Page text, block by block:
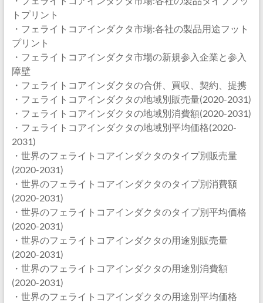
トプリント
・フェライトコアインダクタ市場:各社の製品用途フット
プリント
・フェライトコアインダクタ市場の新規参入企業と参入
障壁
・フェライトコアインダクタの合併、買収、契約、提携
・フェライトコアインダクタの地域別販売量(2020-2031)
・フェライトコアインダクタの地域別消費額(2020-2031)
・フェライトコアインダクタの地域別平均価格(2020-
2031)
・世界のフェライトコアインダクタのタイプ別販売量
(2020-2031)
・世界のフェライトコアインダクタのタイプ別消費額
(2020-2031)
・世界のフェライトコアインダクタのタイプ別平均価格
(2020-2031)
・世界のフェライトコアインダクタの用途別販売量
(2020-2031)
・世界のフェライトコアインダクタの用途別消費額
(2020-2031)
・世界のフェライトコアインダクタの用途別平均価格